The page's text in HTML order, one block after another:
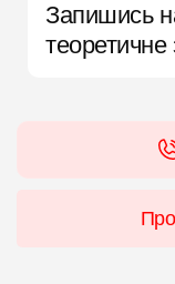
Запишись
теоретичне